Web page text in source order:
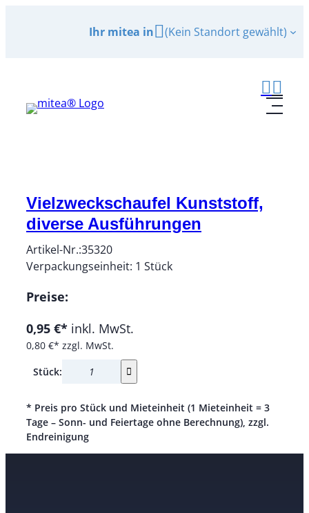
Ihr mitea in (Kein Standort gewählt)
Vielzweckschaufel Kunststoff,
diverse Ausführungen
Artikel-Nr.:35320
Verpackungseinheit: 1 Stück
Preise:
0,95 €* inkl. MwSt.
0,80 €* zzgl. MwSt.
Stück:
* Preis pro Stück und Mieteinheit (1 Mieteinheit = 3
Tage – Sonn- und Feiertage ohne Berechnung), zzgl.
Endreinigung